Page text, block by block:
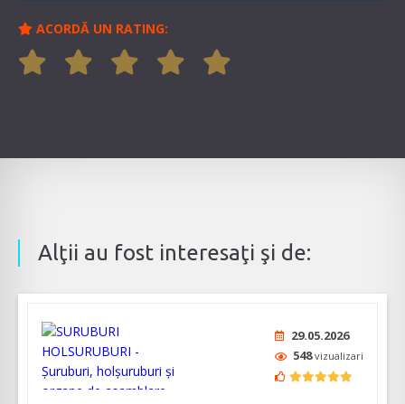
ACORDĂ UN RATING:
Alţii au fost interesaţi şi de:
29.05.2026
548vizualizari